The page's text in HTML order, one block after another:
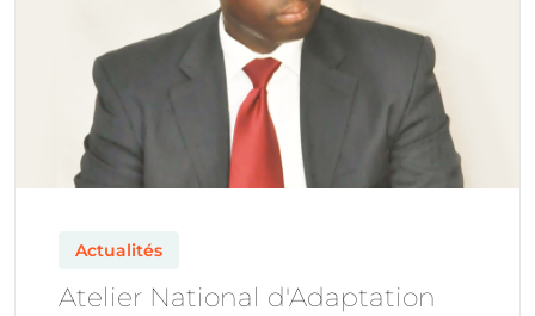
Actualités
Atelier National d'Adaptation